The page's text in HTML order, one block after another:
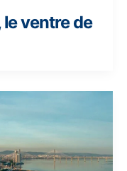
le ventre de